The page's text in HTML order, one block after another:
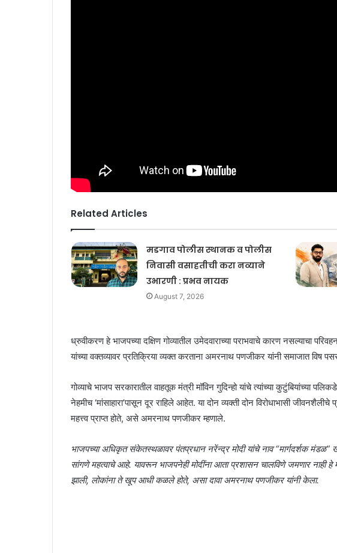
Related Articles
मडगाव पोलीस स्थानक व पोलीस
निवासी वसाहतीची करा नव्याने
उभारणी : प्रभव नायक
August 7, 2026
ध्रुवीकरण हे भाजपच्या दक्षिण गोव्यातील उमेदवाराच्या पराभवाचे कारण नसल्याचा
यांच्या वक्तव्यावर प्रतिक्रिया व्यक्त करताना अमरनाथ पणजीकर यांनी समाजात विष
गोव्याचे भाजप सरकारातील वाहतूक मंत्री मॉविन गुदिन्हो यांचे त्यांच्या कुटुंबियांच्या
नेहमीच ‘मांसाहारा’पासून दूर राहिले आहेत. या दोन व्यक्ती दोन विरोधाभासी जीवनशैलीचे
महत्त्व प्राप्त होते, असे अमरनाथ पणजीकर म्हणाले.
भाजपच्या अधिकृत संकेतस्थळावर पंतप्रधान नरेंन्द्र मोदी यांचे नाव “मार्गदर्शक
सांगणे महत्वाचे आहे. यावरून भाजपनेही मोदींना आता प्रशासन चालविणे जमणार नाही हे
झाली, लोकांना ते खूप आधी कळले होते, असा दावा अमरनाथ पणजीकर यांनी केला.